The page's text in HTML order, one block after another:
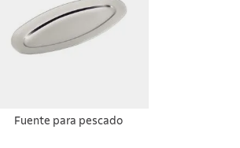
Fuente para pescado